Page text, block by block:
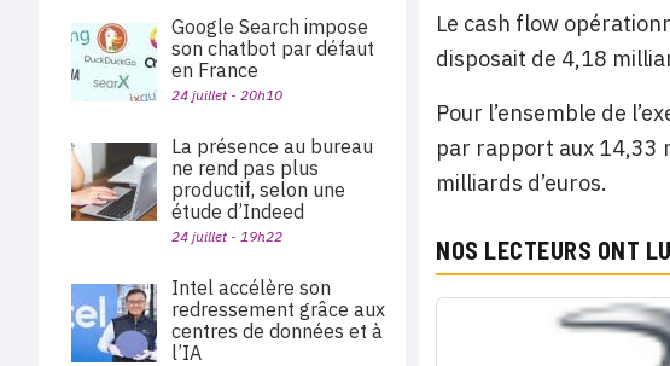
Le cash flow
disposait de 4,18
Pour l’ensemble de
par rapport aux 14,33
milliards d’euros.
NOS LECTEURS ONT
Google Search impose
son chatbot par défaut
en France
24 juillet - 20h10
La présence au bureau
ne rend pas plus
productif, selon une
étude d’Indeed
24 juillet - 19h22
Intel accélère son
redressement grâce aux
centres de données et à
l’IA